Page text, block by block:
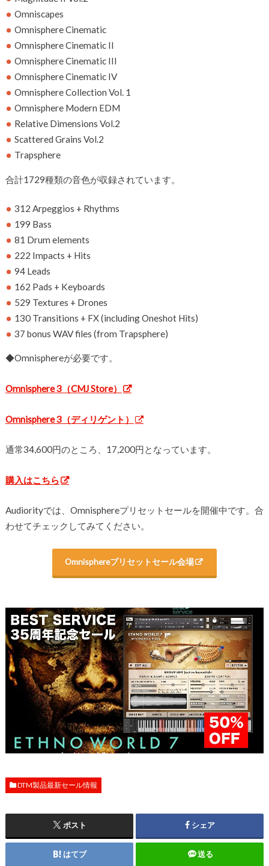
Omniscapes
Omnisphere Cinematic
Omnisphere Cinematic II
Omnisphere Cinematic III
Omnisphere Cinematic IV
Omnisphere Collection Vol. 1
Omnisphere Modern EDM
Relative Dimensions Vol.2
Scattered Grains Vol.2
Trapsphere
合計1729種類の音色が収録されています。
312 Arpeggios + Rhythms
199 Bass
81 Drum elements
222 Impacts + Hits
94 Leads
162 Pads + Keyboards
529 Textures + Drones
130 Transitions + FX (including Oneshot Hits)
37 bonus WAV files (from Trapsphere)
◆Omnisphereが必要です。
Omnisphere 3（CMJ Store）
Omnisphere 3（ディリゲント）
通常34,600円のところ、17,200円となっています。
購入はこちら
Audiorityでは、Omnisphereプリセットセールを開催中です。合
わせてチェックしてみてください。
Omnisphereプリセットセール会場
DTM製品最新セール情報
ポスト シェア
はてブ 送る